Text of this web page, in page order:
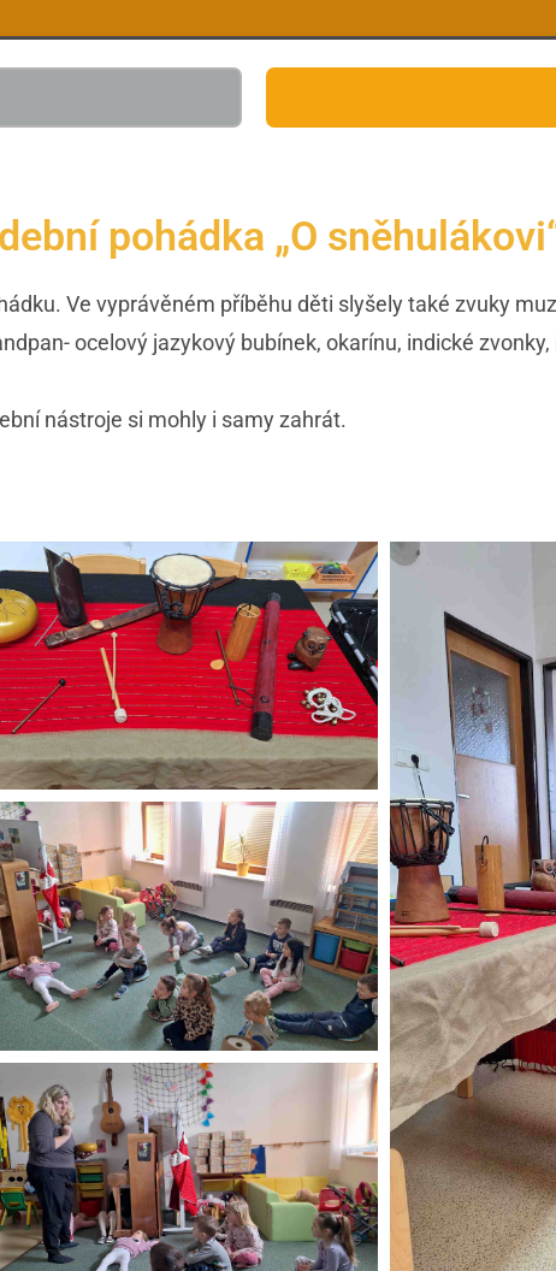
pohádka „O
Ve vyprávěném příběhu děti slyšely také zvuky
ocelový jazykový bubínek, okarínu, indické
nástroje si mohly i samy zahrát.